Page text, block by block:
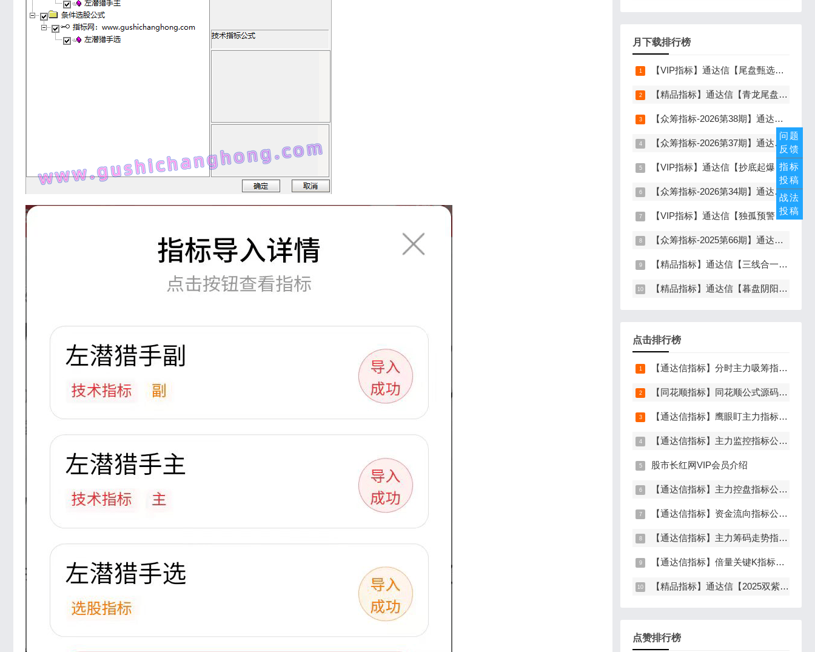
月下载排行榜
【VIP指标】通达信【尾盘甄选排序】指标，副图排序，短线打造的尾盘战法，今买明卖超短战法，信号可回测，仅限电脑通达信使用
【精品指标】通达信【青龙尾盘】指标，副图排序，分时主图，排序潜伏，次日套利，信号可回看，超短策略，仅限电脑通达信使用
【众筹指标-2026第38期】通达信【分歧转多】指标，主图、副图、选股，首板分歧低吸二波行情，信号少，胜率高，手机电脑通达信通用
【众筹指标-2026第37期】通达信【谛听竞价】指标，副图排序、选股，原价5980元的早盘竞价指标，可回测历史数据，信号全天不变，开放源码可永久使用，手机电脑通达信通用
【VIP指标】通达信【抄底起爆】指标，主图、副图、选股，趋势缩量放量三重信号确认，解决抄底总在半山腰难题，手机电脑通达信通用
【众筹指标-2026第34期】通达信【空间分歧转一致】指标，主图、副图、选股，中长线波段低吸，分歧后一致量化信号，低吸二波，无未来函数，手机电脑通达信通用
【VIP指标】通达信【独孤预警】指标，副图、选股，码力金矿独创趋势企稳预警，无未来函数，手机电脑通达信通用
【众筹指标-2025第66期】通达信【底定三秦】指标，主图、副图、选股，连板龙头低吸精准量化，出票少而精，五年平均胜率92%，手机电脑通达信通用
【精品指标】通达信【三线合一】指标，三线粘合必涨，无未来函数，手机电脑通达信通用
【精品指标】通达信【暮盘阴阳序】指标，副图排序，尾盘选股，电脑版量化辅助工具，尾盘排序，信号全天不变，仅限电脑通达信使用
点击排行榜
【通达信指标】分时主力吸筹指标公式，分时量中显主力（分时副图）
【同花顺指标】同花顺公式源码导入方法详细图文教程
【通达信指标】鹰眼盯主力指标公式，发现主力异动资金（副图+选股）
【通达信指标】主力监控指标公式，监控主力资金和筹码异动（副图+选股）
股市长红网VIP会员介绍
【通达信指标】主力控盘指标公式，监控到主力控盘时间越长，后期爆发力越大（副图+选股）
【通达信指标】资金流向指标公式，主力加速建仓（副图+选股）
【通达信指标】主力筹码走势指标公式，主力吸筹，筹码集中度解析，挖掘大资金信号（副图+选股）
【通达信指标】倍量关键K指标公式，倍量三合一，关键起涨K线（主图+副图+选股）
【精品指标】通达信【2025双紫擒龙】指标，新版主图、副图、选股，主力吸筹套装，手机电脑通达信通用
点赞排行榜
问题
反馈
指标
投稿
战法
投稿